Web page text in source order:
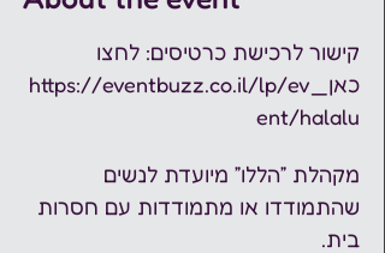
קישור לרכישת כרטיסים: לחצו
כאן_ https://eventbuzz.co.il/lp/ev
ent/halalu
מקהלת ״הללו״ מיועדת לנשים
שהתמודדו או מתמודדות עם חסרות
בית.